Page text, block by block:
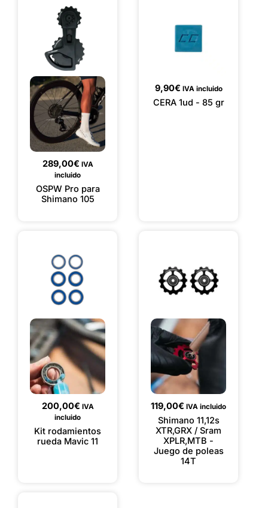
289,00€ IVA
incluido
OSPW Pro para
Shimano 105
9,90€ IVA incluido
CERA 1ud - 85 gr
200,00€ IVA
incluido
Kit rodamientos
rueda Mavic 11
119,00€ IVA incluido
Shimano 11,12s
XTR,GRX / Sram
XPLR,MTB -
Juego de poleas
14T